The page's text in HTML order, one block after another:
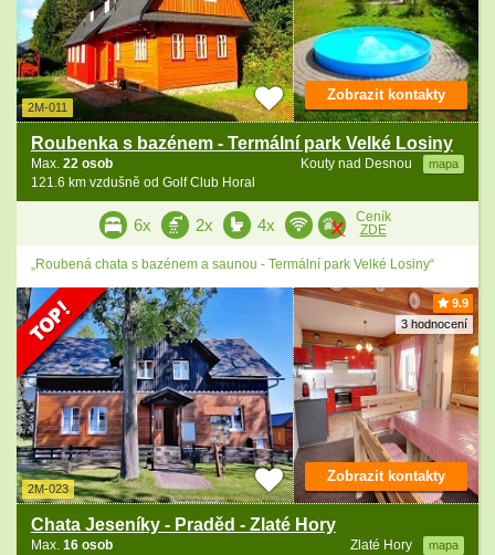
2M-011
Roubenka s bazénem - Termální park Velké Losiny
Kouty nad Desnou mapa
Max. 22 osob
121.6 km vzdušně od Golf Club Horal
Zobrazit kontakty
6x 2x 4x
Ceník
ZDE
„Roubená chata s bazénem a saunou - Termální park Velké Losiny“
9.9
3 hodnocení
2M-023
Chata Jeseníky - Praděd - Zlaté Hory
Zlaté Hory mapa
Max. 16 osob
Zobrazit kontakty